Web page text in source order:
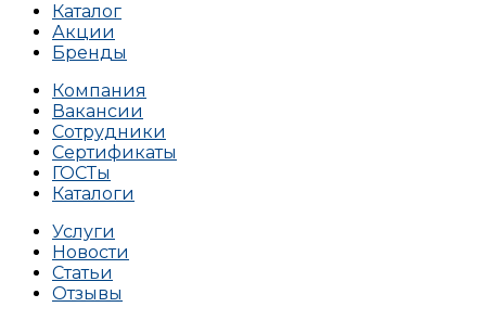
Каталог
Акции
Бренды
Компания
Вакансии
Сотрудники
Сертификаты
ГОСТы
Каталоги
Услуги
Новости
Статьи
Отзывы